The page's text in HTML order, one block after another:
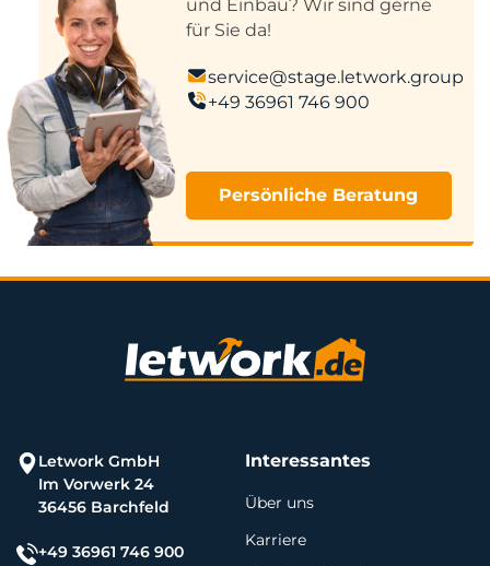
und Einbau? Wir sind gerne
für Sie da!
service@stage.letwork.group
+49 36961 746 900
Persönliche Beratung
Letwork GmbH
Im Vorwerk 24
36456 Barchfeld
+49 36961 746 900
Interessantes
Über uns
Karriere